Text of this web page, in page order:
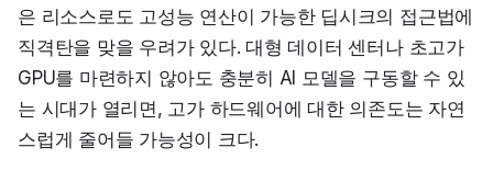
은 리소스로도 고성능 연산이 가능한 딥시크의 접근법에
직격탄을 맞을 우려가 있다. 대형 데이터 센터나 초고가
GPU를 마련하지 않아도 충분히 AI 모델을 구동할 수 있
는 시대가 열리면, 고가 하드웨어에 대한 의존도는 자연
스럽게 줄어들 가능성이 크다.